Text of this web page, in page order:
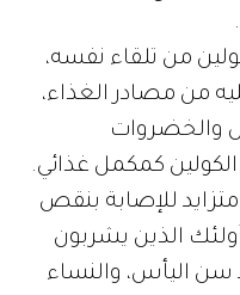
من تلقاء نفسه،
من مصادر الغذاء،
والخضروات
كمكمل غذائي.
للإصابة بنقص
الذين يشربون
سن اليأس، والنساء